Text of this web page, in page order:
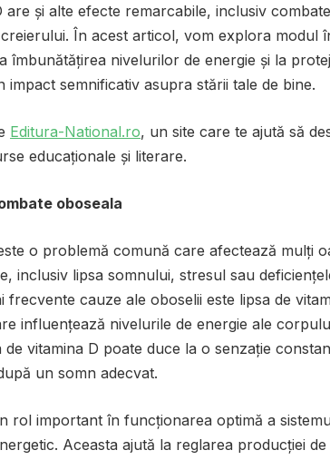
are și alte efecte remarcabile, inclusiv
În acest articol, vom explora modul
îmbunătățirea nivelurilor de energie și la
impact semnificativ asupra stării tale de bine.
Editura-National.ro, un site care te ajută să
educaționale și literare.
oboseala
o problemă comună care afectează mulți
inclusiv lipsa somnului, stresul sau
frecvente cauze ale oboselii este lipsa de
influențează nivelurile de energie ale
vitamina D poate duce la o senzație
un somn adecvat.
rol important în funcționarea optimă a
Aceasta ajută la reglarea producției